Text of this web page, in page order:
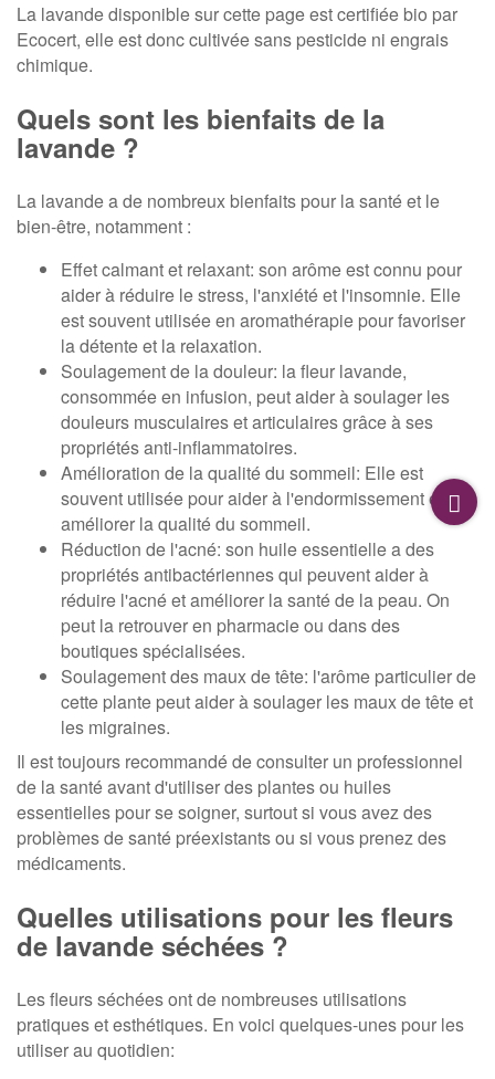
La lavande disponible sur cette page est certifiée bio par
Ecocert, elle est donc cultivée sans pesticide ni engrais
chimique.
Quels sont les bienfaits de la
lavande ?
La lavande a de nombreux bienfaits pour la santé et le
bien-être, notamment :
Effet calmant et relaxant: son arôme est connu pour
aider à réduire le stress, l'anxiété et l'insomnie. Elle
est souvent utilisée en aromathérapie pour favoriser
la détente et la relaxation.
Soulagement de la douleur: la fleur lavande,
consommée en infusion, peut aider à soulager les
douleurs musculaires et articulaires grâce à ses
propriétés anti-inflammatoires.
Amélioration de la qualité du sommeil: Elle est
souvent utilisée pour aider à l'endormissement et
améliorer la qualité du sommeil.
Réduction de l'acné: son huile essentielle a des
propriétés antibactériennes qui peuvent aider à
réduire l'acné et améliorer la santé de la peau. On
peut la retrouver en pharmacie ou dans des
boutiques spécialisées.
Soulagement des maux de tête: l'arôme particulier de
cette plante peut aider à soulager les maux de tête et
les migraines.
Il est toujours recommandé de consulter un professionnel
de la santé avant d'utiliser des plantes ou huiles
essentielles pour se soigner, surtout si vous avez des
problèmes de santé préexistants ou si vous prenez des
médicaments.
Quelles utilisations pour les fleurs
de lavande séchées ?
Les fleurs séchées ont de nombreuses utilisations
pratiques et esthétiques. En voici quelques-unes pour les
utiliser au quotidien: